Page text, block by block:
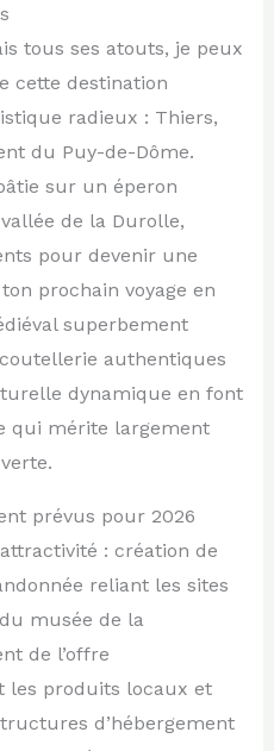
tous ses atouts, je peux
cette destination
radieux : Thiers,
du Puy-de-Dôme.
sur un éperon
de la Durolle,
pour devenir une
prochain voyage en
superbement
authentiques
dynamique en font
qui mérite largement
prévus pour 2026
: création de
reliant les sites
musée de la
de l’offre
les produits locaux et
d’hébergement